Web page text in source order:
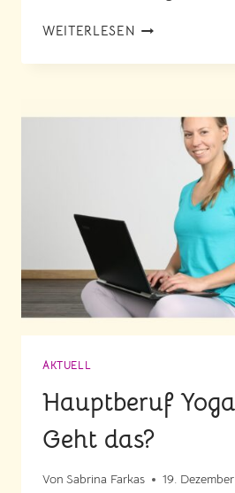
WEITERLESEN YOGA
2025:
ABWECHSLUNG
ZAHLPAUSE!
AKTUELL
Hauptberuf
Geht das?
Von Sabrina Farkas 19.